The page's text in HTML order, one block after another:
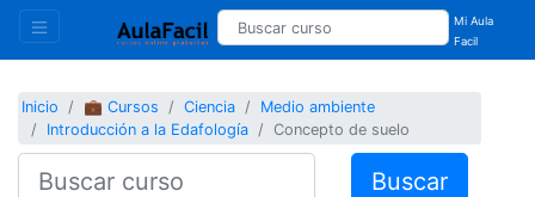
Mi Aula
Facil
Inicio 💼 Cursos Ciencia
Medio ambiente
Introducción a la Edafología
Concepto de suelo
Buscar